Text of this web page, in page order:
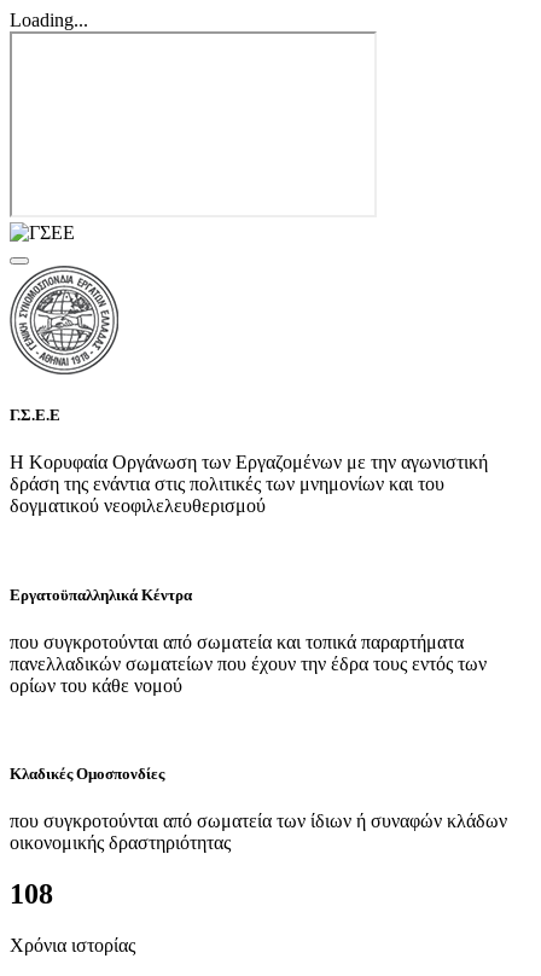
Loading...
Γ.Σ.Ε.Ε
Η Κορυφαία Οργάνωση των Εργαζομένων με την αγωνιστική
δράση της ενάντια στις πολιτικές των μνημονίων και του
δογματικού νεοφιλελευθερισμού
Εργατοϋπαλληλικά Κέντρα
που συγκροτούνται από σωματεία και τοπικά παραρτήματα
πανελλαδικών σωματείων που έχουν την έδρα τους εντός των
ορίων του κάθε νομού
Κλαδικές Ομοσπονδίες
που συγκροτούνται από σωματεία των ίδιων ή συναφών κλάδων
οικονομικής δραστηριότητας
108
Χρόνια ιστορίας